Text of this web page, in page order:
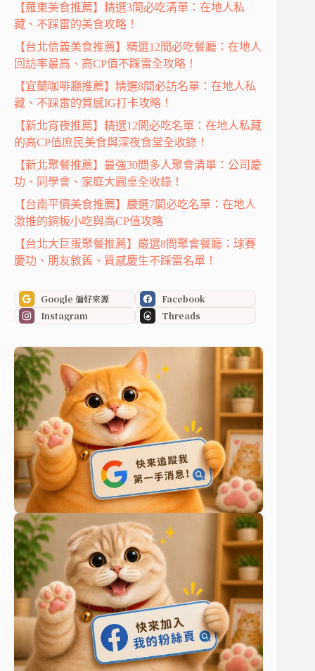
【羅東美食推薦】精選3間必吃清單：在地人私
藏、不踩雷的美食攻略！
【台北信義美食推薦】精選12間必吃餐廳：在地人
回訪率最高、高CP值不踩雷全攻略！
【宜蘭咖啡廳推薦】精選8間必訪名單：在地人私
藏、不踩雷的質感IG打卡攻略！
【新北宵夜推薦】精選12間必吃名單：在地人私藏
的高CP值庶民美食與深夜食堂全收錄！
【新北聚餐推薦】最強30間多人聚會清單：公司慶
功、同學會、家庭大圓桌全收錄！
【台南平價美食推薦】嚴選7間必吃名單：在地人
激推的銅板小吃與高CP值攻略
【台北大巨蛋聚餐推薦】嚴選8間聚會餐廳：球賽
慶功、朋友敘舊、質感慶生不踩雷名單！
Google 偏好來源
Facebook
Instagram
Threads